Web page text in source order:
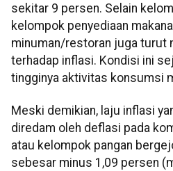
sekitar 9 persen. Selain
kelompok penyediaan
minuman/restoran juga turut
terhadap inflasi. Kondisi ini
tingginya aktivitas konsumsi
Meski demikian, laju inflasi
diredam oleh deflasi pada
atau kelompok pangan
sebesar minus 1,09 persen